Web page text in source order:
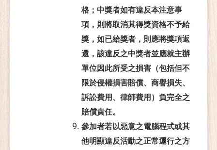
格；中獎者如有違反本注意事
項，則將取消其得獎資格不予給
獎，如已給獎者，則應將獎項返
還，該違反之中獎者並應就主辦
單位因此所受之損害（包括但不
限於侵權損害賠償、商譽損失、
訴訟費用、律師費用）負完全之
賠償責任。
參加者若以惡意之電腦程式或其
他明顯違反活動之正常運行之方